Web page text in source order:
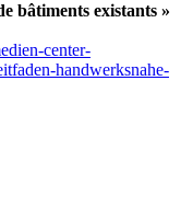
bâtiments existants »
center-
handwerksnahe-